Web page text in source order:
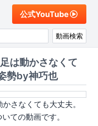
公式YouTube
動画検索
は動かさなくて
勢by神巧也
さなくても大丈夫。
いての動画です。